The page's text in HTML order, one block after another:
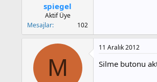
spiegel
Aktif Üye
Mesajlar
102
M
11 Aralık 2012
Silme butonu